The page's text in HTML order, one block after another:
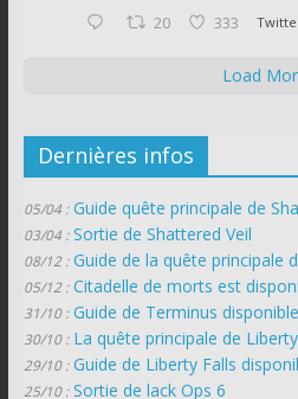
20 333
Load
Dernières infos
05/04 : Guide quête principale de
03/04 : Sortie de Shattered Veil
08/12 : Guide de la quête principale
05/12 : Citadelle de morts est
31/10 : Guide de Terminus disponible
30/10 : La quête principale de
29/10 : Guide de Liberty Falls
25/10 : Sortie de lack Ops 6